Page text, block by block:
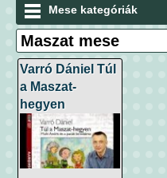
Mese kategóriák
Maszat mese
Varró Dániel Túl
a Maszat-
hegyen